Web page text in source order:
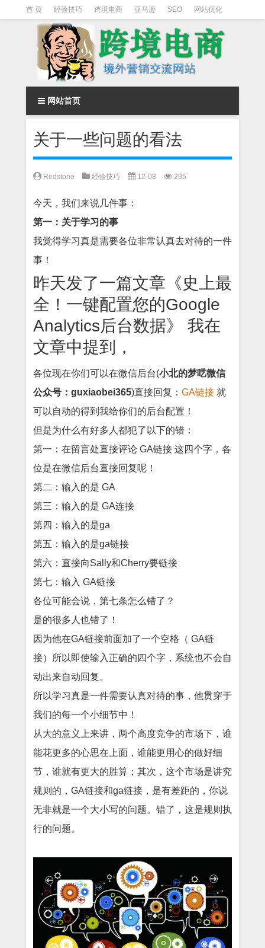
首 页 经验技巧 跨境电商 亚马逊 SEO 网站优化
Facebook营销 Facebook广告 facebook营销技巧
instagram营销
网站首页
关于一些问题的看法
Redstone 经验技巧 12-08 295
今天，我们来说几件事：
第一：关于学习的事
我觉得学习真是需要各位非常认真去对待的一件
事！
昨天发了一篇文章 《史上最
全！一键配置您的Google
Analytics后台数据》 我在
文章中提到，
各位现在你们可以在微信后台(小北的梦呓微信
公众号：guxiaobei365)直接回复： GA链接 就
可以自动的得到我给你们的后台配置！
但是为什么有好多人都犯了以下的错：
第一：在留言处直接评论 GA链接 这四个字，各
位是在微信后台直接回复呢！
第二：输入的是 GA
第三：输入的是 GA连接
第四：输入的是ga
第五：输入的是ga链接
第六：直接向Sally和Cherry要链接
第七：输入 GA链接
各位可能会说，第七条怎么错了？
是的很多人也错了！
因为他在GA链接前面加了一个空格（ GA链
接）所以即使输入正确的四个字，系统也不会自
动出来自动回复。
所以学习真是一件需要认真对待的事，他贯穿于
我们的每一个小细节中！
从大的意义上来讲，两个高度竞争的市场下，谁
能花更多的心思在上面，谁能更用心的做好细
节，谁就有更大的胜算；其次，这个市场是讲究
规则的，GA链接和ga链接，是有差距的，你说
无非就是一个大小写的问题。错了，这是规则执
行的问题。